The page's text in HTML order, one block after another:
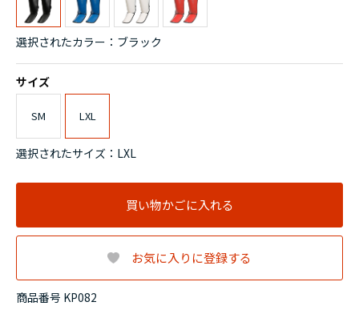
商品番号 KP082
選択されたカラー：ブラック
サイズ
SM LXL
選択されたサイズ：LXL
買い物かごに入れる
お気に入りに登録する